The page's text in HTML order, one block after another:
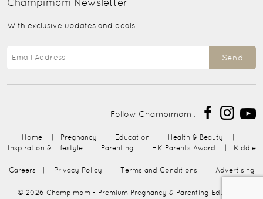
With exclusive updates and deals
Send
Follow Champimom :
Home | Pregnancy | Education | Health & Beauty
|
Inspiration & Lifestyle
| Parenting | HK Parents Award | Kiddie
Careers | Privacy Policy | Terms and Conditions | Advertising
© 2026 Champimom - Premium Pregnancy & Parenting Education